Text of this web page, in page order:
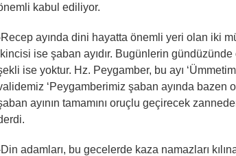
kabul ediliyor.
ayında dini hayatta önemli yeri olan iki
ise şaban ayıdır. Bugünlerin
ise yoktur. Hz. Peygamber, bu ayı
‘Peygamberimiz şaban ayında bazen
ayının tamamını oruçlu geçirecek
adamları, bu gecelerde kaza namazları